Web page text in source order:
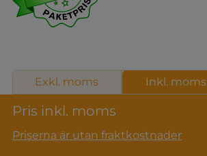
Pris inkl. moms
Priserna är utan fraktkostnader
Exkl. moms Inkl. moms